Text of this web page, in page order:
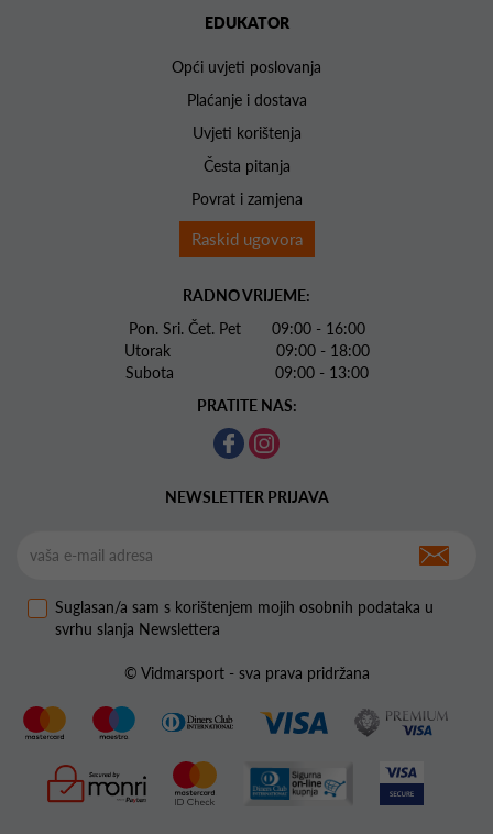
EDUKATOR
Opći uvjeti poslovanja
Plaćanje i dostava
Uvjeti korištenja
Česta pitanja
Povrat i zamjena
Raskid ugovora
RADNO VRIJEME:
Pon. Sri. Čet. Pet 09:00 - 16:00
Utorak 09:00 - 18:00
Subota 09:00 - 13:00
PRATITE NAS:
NEWSLETTER PRIJAVA
Suglasan/a sam s korištenjem mojih osobnih podataka u
svrhu slanja Newslettera
© Vidmarsport - sva prava pridržana